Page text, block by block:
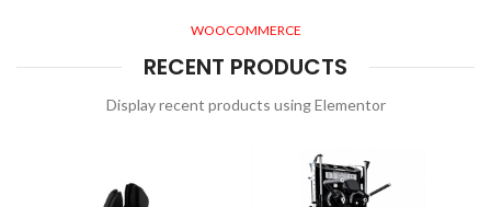
WOOCOMMERCE
RECENT PRODUCTS
Display recent products using Elementor